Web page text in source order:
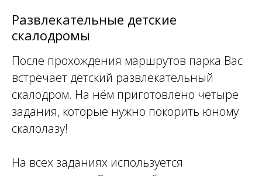
Развлекательные детские
скалодромы
После прохождения маршрутов парка Вас
встречает детский развлекательный
скалодром. На нём приготовлено четыре
задания, которые нужно покорить юному
скалолазу!
На всех заданиях используется